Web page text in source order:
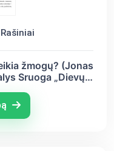
Rašiniai
žmogų? (Jonas
Sruoga „Dievų